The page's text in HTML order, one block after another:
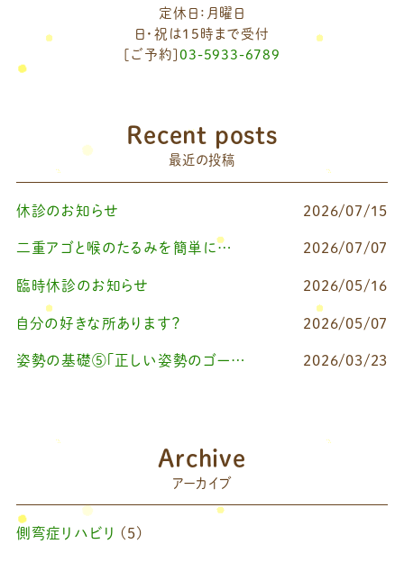
定休日：月曜日
日・祝は15時まで受付
[ご予約]03-5933-6789
Recent posts
最近の投稿
休診のお知らせ 2026/07/15
二重アゴと喉のたるみを簡単に改善したいなら 2026/07/07
臨時休診のお知らせ 2026/05/16
自分の好きな所あります？ 2026/05/07
姿勢の基礎⑤「正しい姿勢のゴールを知る（正しい姿勢とは？）」 2026/03/23
Archive
アーカイブ
側弯症リハビリ (5)